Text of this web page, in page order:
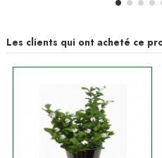
Les clients qui ont acheté ce